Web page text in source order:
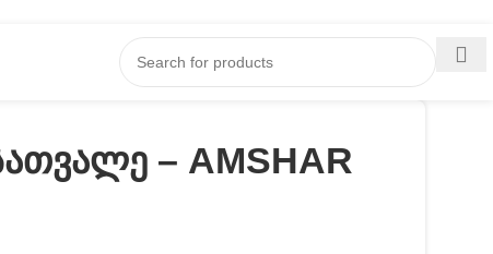
– AMSHAR